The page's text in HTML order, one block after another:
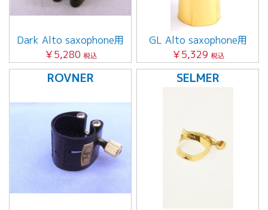
Dark Alto saxophone用
￥5,280 税込
GL Alto saxophone用
￥5,329 税込
ROVNER SELMER